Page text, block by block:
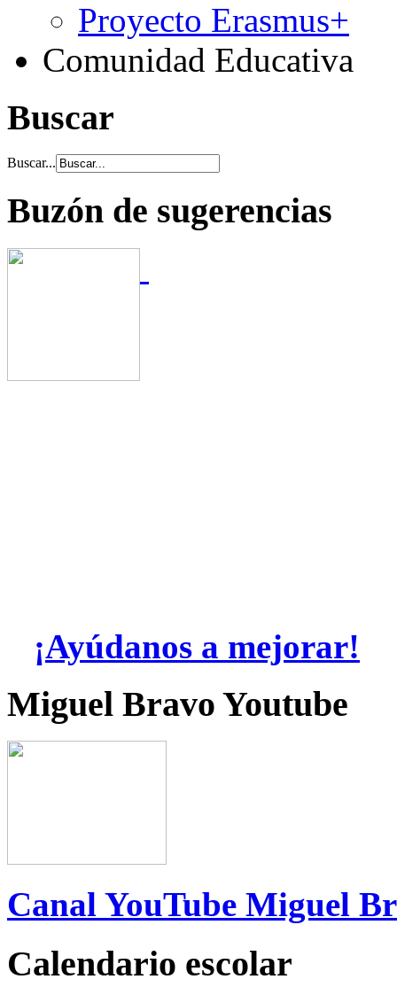
Proyecto Erasmus+
Comunidad Educativa
Buscar
Buscar...
Buzón de sugerencias
¡Ayúdanos a mejorar!
Miguel Bravo Youtube
Canal YouTube Miguel
Calendario escolar